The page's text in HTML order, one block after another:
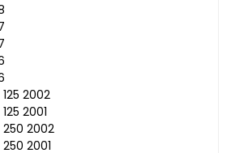
125 2002
2001
250 2002
250 2001